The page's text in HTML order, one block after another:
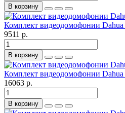
В корзину
Комплект видеодомофонии
9511 р.
В корзину
Комплект видеодомофонии
16063 р.
В корзину